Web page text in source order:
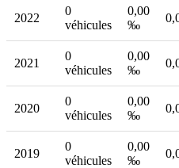
2022
0
véhicules
0,00
‰
2021
0
véhicules
0,00
‰
2020
0
véhicules
0,00
‰
2019
0
véhicules
0,00
‰